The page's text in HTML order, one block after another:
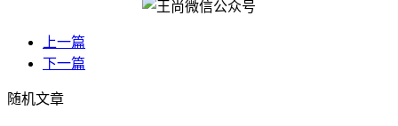
上一篇
下一篇
随机文章